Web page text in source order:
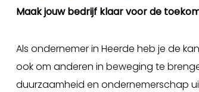
Maak jouw bedrijf klaar voor de
Als ondernemer in Heerde heb je de
ook om anderen in beweging te
duurzaamheid en ondernemerschap